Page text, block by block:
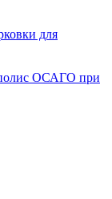
для
ОСАГО при